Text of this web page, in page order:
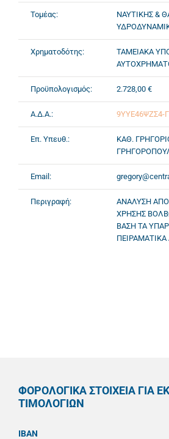
Τομέας:
ΝΑΥΤΙΚΗΣ &
Χρηματοδότης:
ΤΑΜΕΙΑΚΑ
Προϋπολογισμός: 2.728,00 €
Α.Δ.Α.: 9ΥΥΕ46ΨΖΣ4-
Επ. Υπευθ.:
ΚΑΘ.
Email:
Περιγραφή:
ΑΝΑΛΥΣΗ
ΧΡΗΣΗΣ
ΒΑΣΗ ΤΑ
ΦΟΡΟΛΟΓΙΚΑ ΣΤΟΙΧΕΙΑ ΓΙΑ
ΤΙΜΟΛΟΓΙΩΝ
IBAN